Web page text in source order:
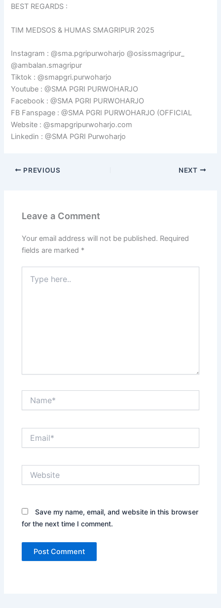
BEST REGARDS :
TIM MEDSOS & HUMAS SMAGRIPUR 2025
Instagram : @sma.pgripurwoharjo @osissmagripur_
@ambalan.smagripur
Tiktok : @smapgri.purwoharjo
Youtube : @SMA PGRI PURWOHARJO
Facebook : @SMA PGRI PURWOHARJO
FB Fanspage : @SMA PGRI PURWOHARJO (OFFICIAL
Website : @smapgripurwoharjo.com
Linkedin : @SMA PGRI Purwoharjo
PREVIOUS NEXT
Leave a Comment
Your email address will not be published. Required
fields are marked *
here..
Save my name, email, and website in this browser
for the next time I comment.